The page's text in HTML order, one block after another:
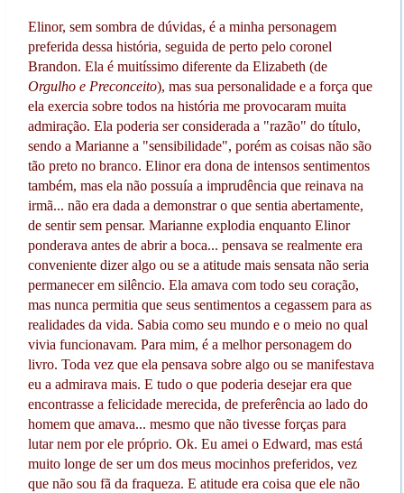
Elinor, sem sombra de dúvidas, é a minha personagem
preferida dessa história, seguida de perto pelo coronel
Brandon. Ela é muitíssimo diferente da Elizabeth (de
Orgulho e Preconceito), mas sua personalidade e a força que
ela exercia sobre todos na história me provocaram muita
admiração. Ela poderia ser considerada a "razão" do título,
sendo a Marianne a "sensibilidade", porém as coisas não são
tão preto no branco. Elinor era dona de intensos sentimentos
também, mas ela não possuía a imprudência que reinava na
irmã... não era dada a demonstrar o que sentia abertamente,
de sentir sem pensar. Marianne explodia enquanto Elinor
ponderava antes de abrir a boca... pensava se realmente era
conveniente dizer algo ou se a atitude mais sensata não seria
permanecer em silêncio. Ela amava com todo seu coração,
mas nunca permitia que seus sentimentos a cegassem para as
realidades da vida. Sabia como seu mundo e o meio no qual
vivia funcionavam. Para mim, é a melhor personagem do
livro. Toda vez que ela pensava sobre algo ou se manifestava
eu a admirava mais. E tudo o que poderia desejar era que
encontrasse a felicidade merecida, de preferência ao lado do
homem que amava... mesmo que não tivesse forças para
lutar nem por ele próprio. Ok. Eu amei o Edward, mas está
muito longe de ser um dos meus mocinhos preferidos, vez
que não sou fã da fraqueza. E atitude era coisa que ele não